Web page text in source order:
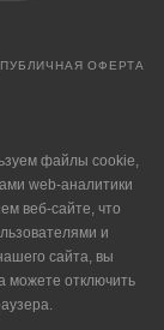
ПУБЛИЧНАЯ ОФЕРТА
файлы cookie,
web-аналитики
веб-сайте, что
и
сайта, вы
можете отключить